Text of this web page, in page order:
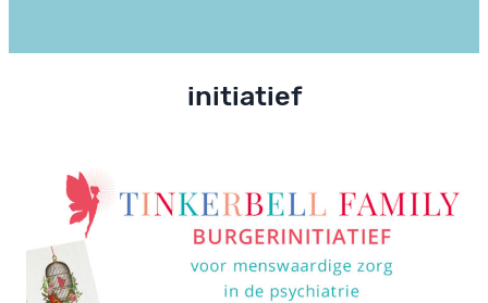
initiatief